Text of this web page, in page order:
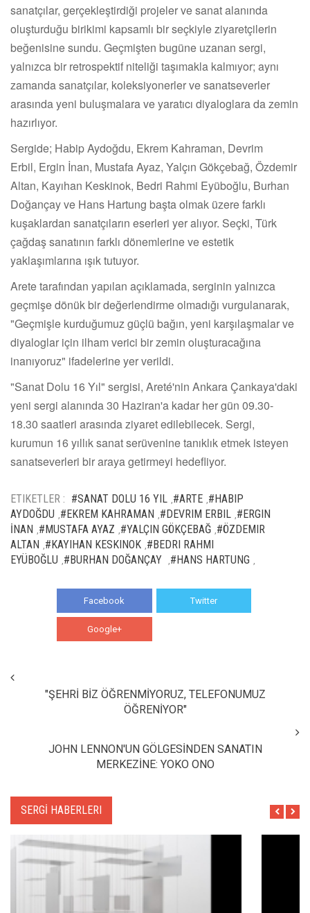
sanatçılar, gerçekleştirdiği projeler ve sanat alanında
oluşturduğu birikimi kapsamlı bir seçkiyle ziyaretçilerin
beğenisine sundu. Geçmişten bugüne uzanan sergi,
yalnızca bir retrospektif niteliği taşımakla kalmıyor; aynı
zamanda sanatçılar, koleksiyonerler ve sanatseverler
arasında yeni buluşmalara ve yaratıcı diyaloglara da zemin
hazırlıyor.
Sergide; Habip Aydoğdu, Ekrem Kahraman, Devrim
Erbil, Ergin İnan, Mustafa Ayaz, Yalçın Gökçebağ, Özdemir
Altan, Kayıhan Keskinok, Bedri Rahmi Eyüboğlu, Burhan
Doğançay ve Hans Hartung başta olmak üzere farklı
kuşaklardan sanatçıların eserleri yer alıyor. Seçki, Türk
çağdaş sanatının farklı dönemlerine ve estetik
yaklaşımlarına ışık tutuyor.
Arete tarafından yapılan açıklamada, serginin yalnızca
geçmişe dönük bir değerlendirme olmadığı vurgulanarak,
"Geçmişle kurduğumuz güçlü bağın, yeni karşılaşmalar ve
diyaloglar için ilham verici bir zemin oluşturacağına
inanıyoruz" ifadelerine yer verildi.
"Sanat Dolu 16 Yıl" sergisi, Areté'nin Ankara Çankaya'daki
yeni sergi alanında 30 Haziran'a kadar her gün 09.30-
18.30 saatleri arasında ziyaret edilebilecek. Sergi,
kurumun 16 yıllık sanat serüvenine tanıklık etmek isteyen
sanatseverleri bir araya getirmeyi hedefliyor.
ETIKETLER : #SANAT DOLU 16 YIL #ARTE #HABIP
AYDOĞDU #EKREM KAHRAMAN #DEVRIM ERBIL #ERGIN
İNAN #MUSTAFA AYAZ #YALÇIN GÖKÇEBAĞ #ÖZDEMIR
ALTAN #KAYIHAN KESKINOK #BEDRI RAHMI
EYÜBOĞLU #BURHAN DOĞANÇAY #HANS HARTUNG
Facebook Twitter
Google+
"ŞEHRİ BİZ ÖĞRENMİYORUZ, TELEFONUMUZ
ÖĞRENİYOR"
JOHN LENNON'UN GÖLGESİNDEN SANATIN
MERKEZİNE: YOKO ONO
SERGİ HABERLERI